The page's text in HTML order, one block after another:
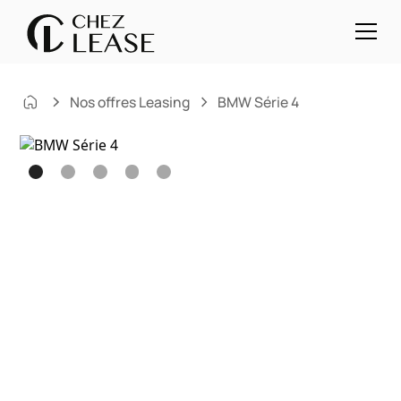
Nos offres Leasing BMW Série 4